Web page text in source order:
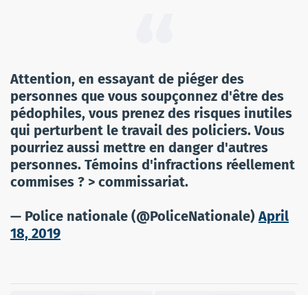
Attention, en essayant de piéger des
personnes que vous soupçonnez d'être des
pédophiles, vous prenez des risques inutiles
qui perturbent le travail des policiers. Vous
pourriez aussi mettre en danger d'autres
personnes. Témoins d'infractions réellement
commises ? > commissariat.
— Police nationale (@PoliceNationale)April
18, 2019